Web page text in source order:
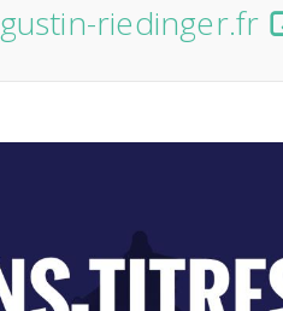
riedinger.fr